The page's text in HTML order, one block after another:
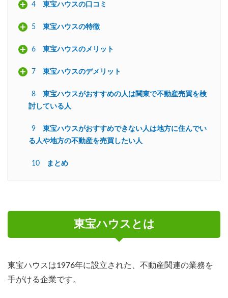
4 東宝ハウスの口コミ
5 東宝ハウスの特徴
6 東宝ハウスのメリット
7 東宝ハウスのデメリット
8
東宝ハウスがおすすめの人は関東で不動産売買を検
討している人
9
東宝ハウスがおすすめできない人は地方に住んでい
る人や地方の不動産を売買したい人
10 まとめ
東宝ハウスとは
東宝ハウスは1976年に設立された、不動産関連の業務を
手がける企業です。